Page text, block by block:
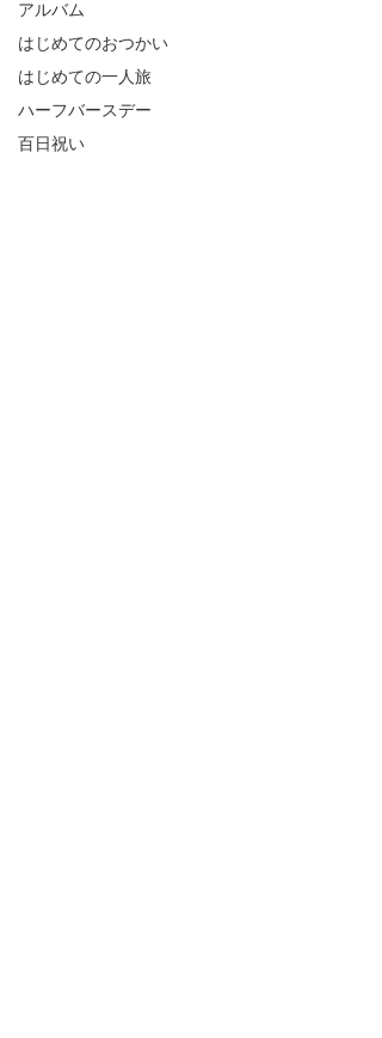
アルバム
はじめてのおつかい
はじめての一人旅
ハーフバースデー
百日祝い